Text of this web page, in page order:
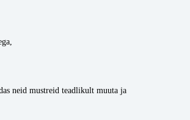
neid mustreid teadlikult muuta ja